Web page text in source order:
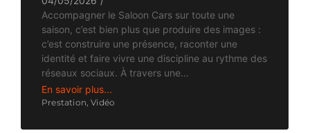
Accompagner le Saloon Cars sur toute une
saison, c’est bien plus que produire des images :
c’est construire une présence, raconter une
identité et faire vivre une discipline au rythme des
réseaux sociaux. À travers une...
En savoir plus...
Prestation, Vidéo